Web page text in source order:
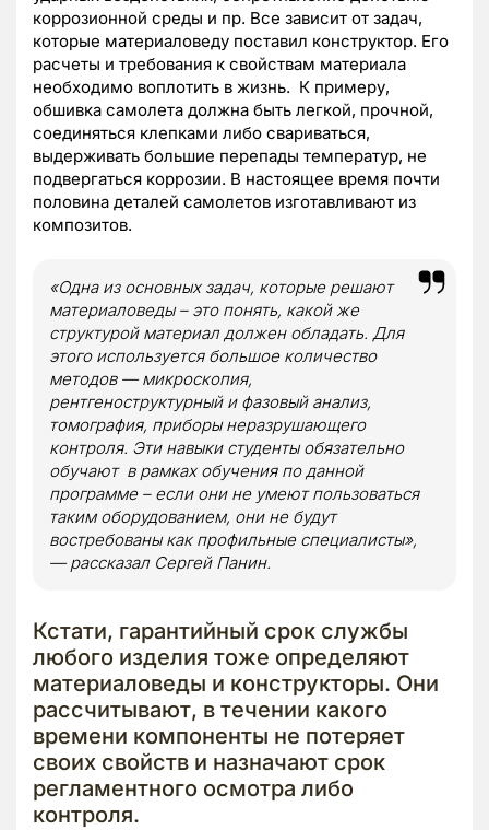
коррозионной среды и пр. Все зависит от задач,
которые материаловеду поставил конструктор. Его
расчеты и требования к свойствам материала
необходимо воплотить в жизнь. К примеру,
обшивка самолета должна быть легкой, прочной,
соединяться клепками либо свариваться,
выдерживать большие перепады температур, не
подвергаться коррозии. В настоящее время почти
половина деталей самолетов изготавливают из
композитов.
«Одна из основных задач, которые решают
материаловеды – это понять, какой же
структурой материал должен обладать. Для
этого используется большое количество
методов — микроскопия,
рентгеноструктурный и фазовый анализ,
томография, приборы неразрушающего
контроля. Эти навыки студенты обязательно
обучают в рамках обучения по данной
программе – если они не умеют пользоваться
таким оборудованием, они не будут
востребованы как профильные специалисты»,
— рассказал Сергей Панин.
Кстати, гарантийный срок службы
любого изделия тоже определяют
материаловеды и конструкторы. Они
рассчитывают, в течении какого
времени компоненты не потеряет
своих свойств и назначают срок
регламентного осмотра либо
контроля.